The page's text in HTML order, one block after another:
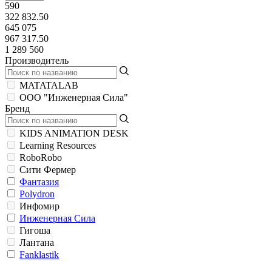
590
322 832.50
645 075
967 317.50
1 289 560
Производитель
MATATALAB
ООО "Инженерная Сила"
Бренд
KIDS ANIMATION DESK
Learning Resources
RoboRobo
Сити Фермер
Фантазия
Polydron
Инфомир
Инженерная Сила
Гигоша
Лантана
Fanklastik